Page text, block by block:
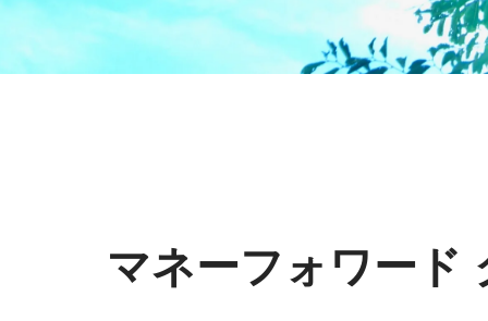
マネーフォワード